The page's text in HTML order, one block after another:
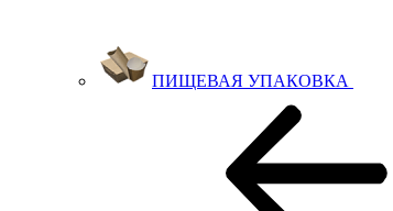
ПИЩЕВАЯ УПАКОВКА